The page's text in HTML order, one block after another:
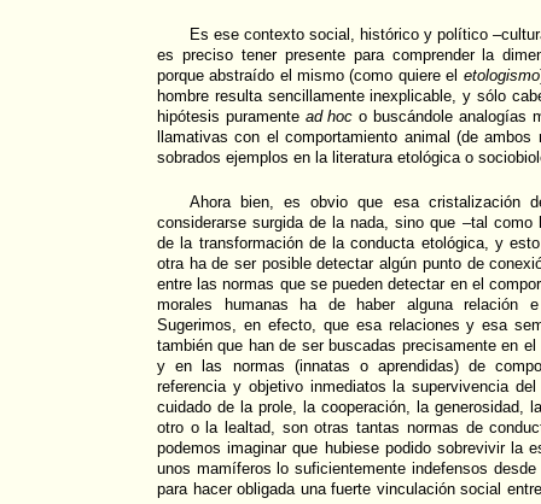
Es ese contexto social, histórico y político
es preciso tener presente para comprender la
porque abstraído el mismo (como quiere el etologismo
hombre resulta sencillamente inexplicable, y sólo
hipótesis puramente ad hoc o buscándole analogías
llamativas con el comportamiento animal (de ambos
sobrados ejemplos en la literatura etológica o
Ahora bien, es obvio que esa cristalización
considerarse surgida de la nada, sino que –tal como
de la transformación de la conducta etológica, y
otra ha de ser posible detectar algún punto de
entre las normas que se pueden detectar en el
morales humanas ha de haber alguna relación
Sugerimos, en efecto, que esa relaciones y esa
también que han de ser buscadas precisamente en
y en las normas (innatas o aprendidas) de
referencia y objetivo inmediatos la supervivencia
cuidado de la prole, la cooperación, la generosidad,
otro o la lealtad, son otras tantas normas de
podemos imaginar que hubiese podido sobrevivir la
unos mamíferos lo suficientemente indefensos
para hacer obligada una fuerte vinculación social